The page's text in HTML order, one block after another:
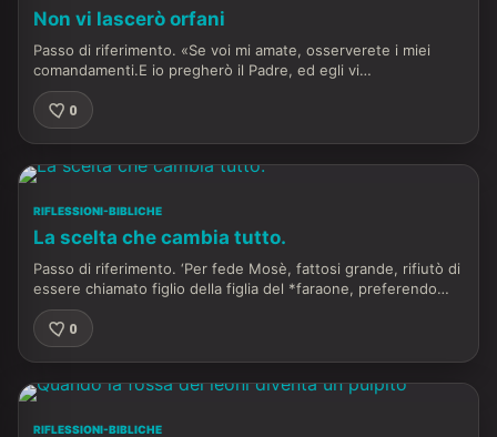
Non vi lascerò orfani
Passo di riferimento. «Se voi mi amate, osserverete i miei
comandamenti.E io pregherò il Padre, ed egli vi…
0
RIFLESSIONI-BIBLICHE
La scelta che cambia tutto.
Passo di riferimento. ‘Per fede Mosè, fattosi grande, rifiutò di
essere chiamato figlio della figlia del *faraone, preferendo…
0
RIFLESSIONI-BIBLICHE